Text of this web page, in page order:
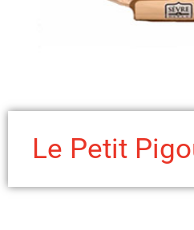
Le Petit